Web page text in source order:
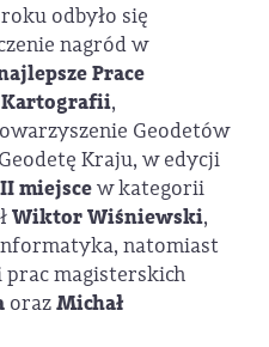
odbyło się
nagród w
Prace
Kartografii,
Geodetów
Kraju, w edycji
II miejscew kategorii
Wiktor Wiśniewski,
natomiast
magisterskich
orazMichał